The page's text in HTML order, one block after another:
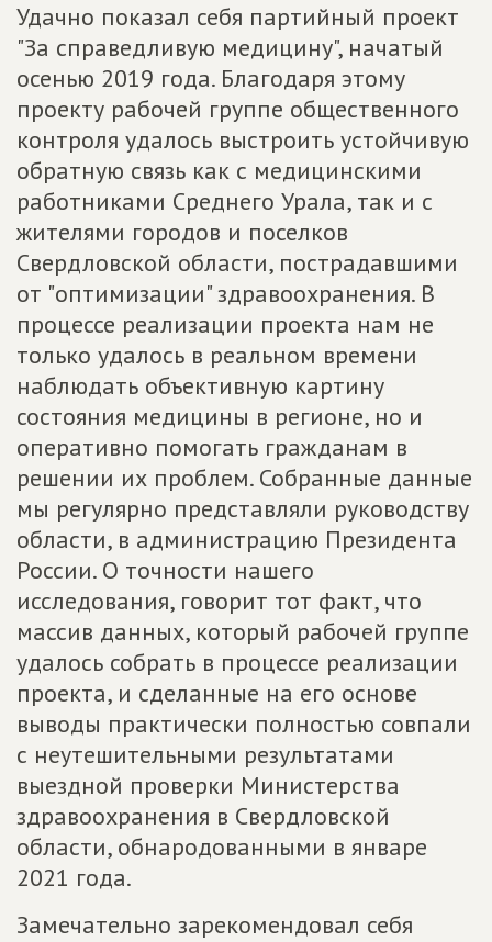
Удачно показал себя партийный проект
"За справедливую медицину", начатый
осенью 2019 года. Благодаря этому
проекту рабочей группе общественного
контроля удалось выстроить устойчивую
обратную связь как с медицинскими
работниками Среднего Урала, так и с
жителями городов и поселков
Свердловской области, пострадавшими
от "оптимизации" здравоохранения. В
процессе реализации проекта нам не
только удалось в реальном времени
наблюдать объективную картину
состояния медицины в регионе, но и
оперативно помогать гражданам в
решении их проблем. Собранные данные
мы регулярно представляли руководству
области, в администрацию Президента
России. О точности нашего
исследования, говорит тот факт, что
массив данных, который рабочей группе
удалось собрать в процессе реализации
проекта, и сделанные на его основе
выводы практически полностью совпали
с неутешительными результатами
выездной проверки Министерства
здравоохранения в Свердловской
области, обнародованными в январе
2021 года.
Замечательно зарекомендовал себя